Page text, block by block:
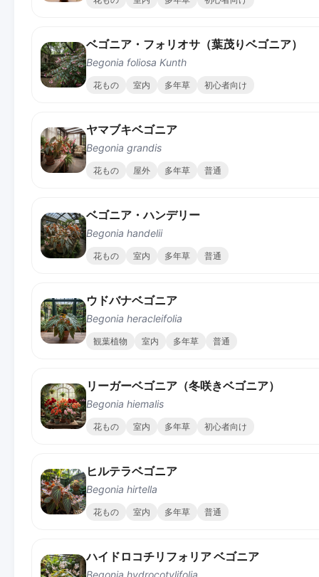
ベゴニア・フォリオサ（葉茂りベゴニア）
Begonia foliosa Kunth
花もの 室内 多年草 初心者向け
ヤマブキベゴニア
Begonia grandis
花もの 屋外 多年草 普通
ベゴニア・ハンデリー
Begonia handelii
花もの 室内 多年草 普通
ウドバナベゴニア
Begonia heracleifolia
観葉植物 室内 多年草 普通
リーガーベゴニア（冬咲きベゴニア）
Begonia hiemalis
花もの 室内 多年草 初心者向け
ヒルテラベゴニア
Begonia hirtella
花もの 室内 多年草 普通
ハイドロコチリフォリア ベゴニア
Begonia hydrocotylifolia